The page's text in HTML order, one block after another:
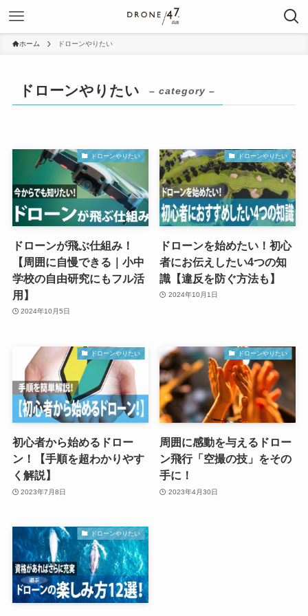
ホーム ドローンやりたい
ドローンやりたい – category –
ドローンやりたい
ドローンが飛ぶ仕組み！
【周囲に自慢できる｜小中
学校の自由研究にもフル活
用】
2024年10月5日
ドローンやりたい
ドローンを始めたい！初心
者にお伝えしたい4つの知
識【違反を防ぐ方法も】
2024年10月1日
ドローンやりたい
初心者から始めるドロー
ン！【手順を超わかりやす
く解説】
2023年7月8日
ドローンやりたい
周囲に感動を与えるドロー
ン飛行「空撮の技」をその
手に！
2023年4月30日
ドローンやりたい